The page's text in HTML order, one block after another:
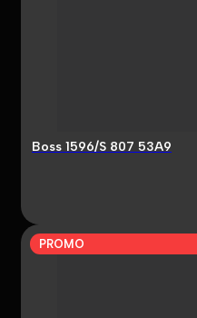
Boss 1596/S 807 53A9
PROMO